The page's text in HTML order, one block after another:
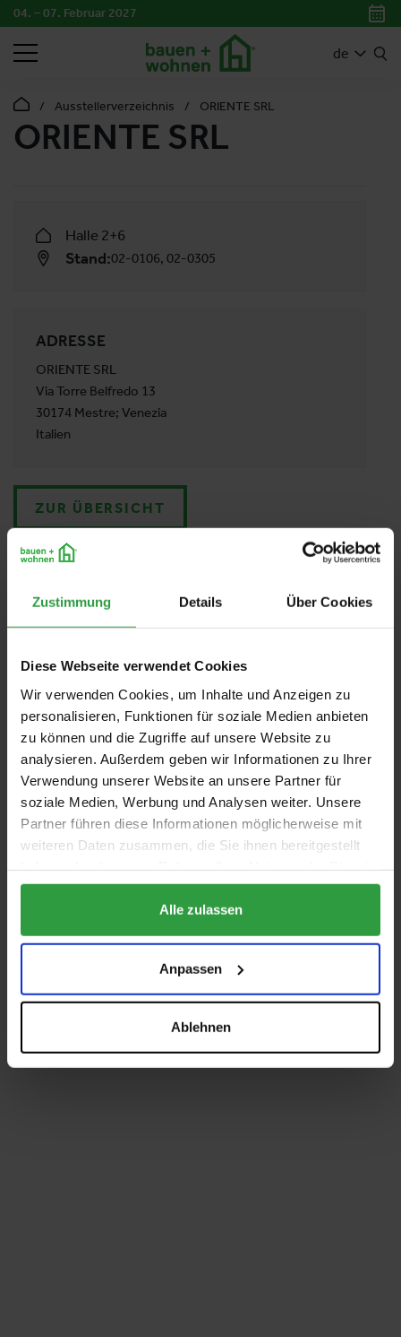
Zustimmung Details Über Cookies
Diese Webseite verwendet Cookies
Wir verwenden Cookies, um Inhalte und Anzeigen zu
personalisieren, Funktionen für soziale Medien anbieten
zu können und die Zugriffe auf unsere Website zu
analysieren. Außerdem geben wir Informationen zu Ihrer
Verwendung unserer Website an unsere Partner für
soziale Medien, Werbung und Analysen weiter. Unsere
Partner führen diese Informationen möglicherweise mit
weiteren Daten zusammen, die Sie ihnen bereitgestellt
gesammelt haben.
Alle zulassen
Anpassen
Ablehnen
04. – 07. Februar 2027
de
SUCHEN
Ausstellerverzeichnis ORIENTE SRL
ORIENTE SRL
Halle 2+6
Stand:02-0106, 02-0305
ADRESSE
ORIENTE SRL
Via Torre Belfredo 13
30174 Mestre; Venezia
Italien
ZUR ÜBERSICHT